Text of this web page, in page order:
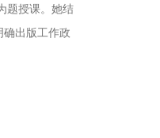
题授课。她结
出版工作政